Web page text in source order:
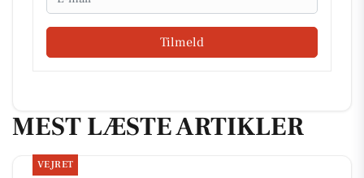
Tilmeld
MEST LÆSTE ARTIKLER
VEJRET